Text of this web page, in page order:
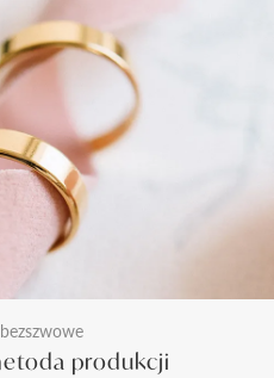
produkcji